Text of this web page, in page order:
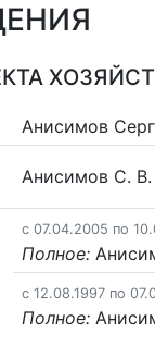
Анисимов
Анисимов С. В.
c 07.04.2005 по
Полное:
c 12.08.1997 по
Полное: